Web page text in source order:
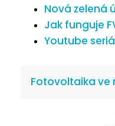
Nová zelená
Jak funguje
Youtube
Fotovoltaika ve